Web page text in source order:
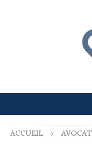
ACCUEIL AVOCAT